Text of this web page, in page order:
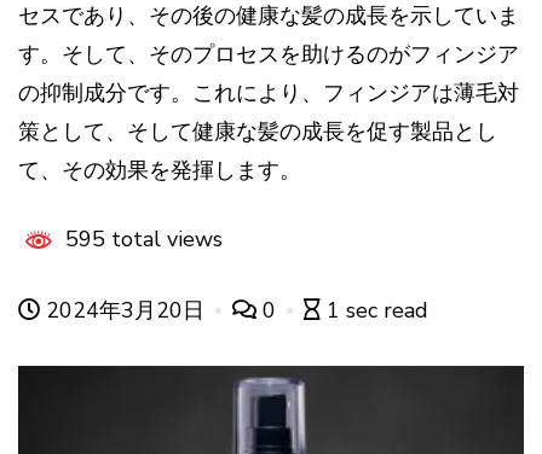
セスであり、その後の健康な髪の成長を示していま
す。そして、そのプロセスを助けるのがフィンジア
の抑制成分です。これにより、フィンジアは薄毛対
策として、そして健康な髪の成長を促す製品とし
て、その効果を発揮します。
595 total views
2024年3月20日 0 1 sec read